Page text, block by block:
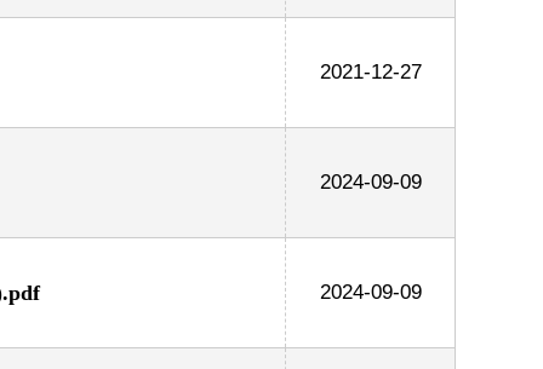
2021-12-27
2024-09-09
2024-09-09